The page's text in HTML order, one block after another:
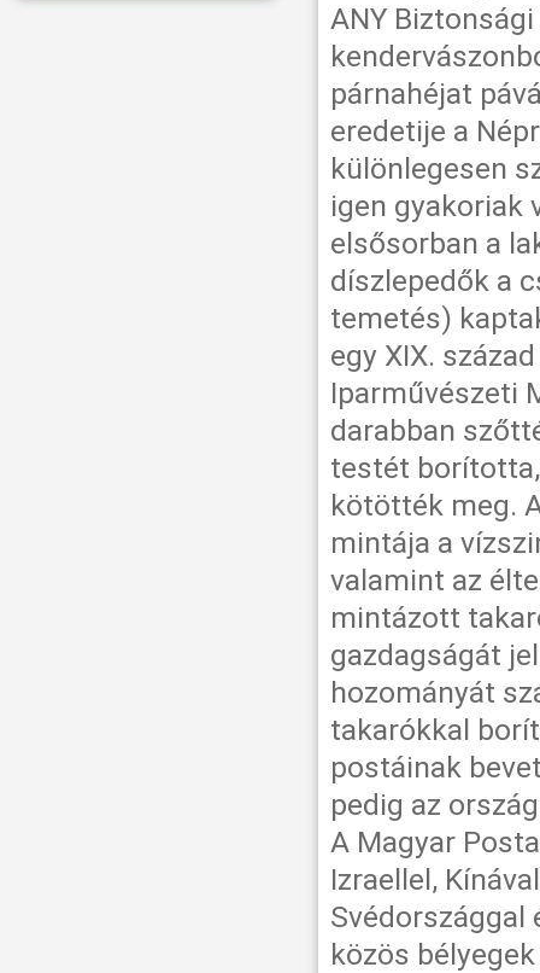
ANY
párnahéjat
eredetije a
különlegesen
igen gyakoriak
elsősorban a
díszlepedők a
temetés)
egy XIX.
Iparművészeti
darabban
testét
kötötték meg.
mintája a
valamint az
mintázott
gazdagságát
hozományát
takarókkal
postáinak
pedig az
A Magyar
Izraellel,
Svédországgal
közös